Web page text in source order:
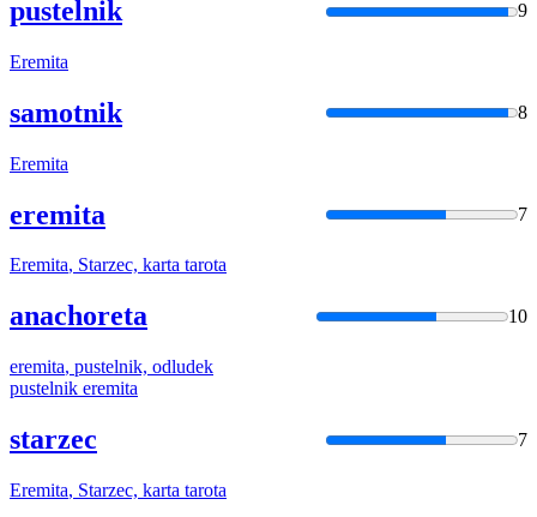
pustelnik 9
Eremita
samotnik 8
Eremita
eremita 7
Eremita, Starzec, karta tarota
anachoreta 10
eremita, pustelnik, odludek
pustelnik eremita
starzec 7
Eremita, Starzec, karta tarota